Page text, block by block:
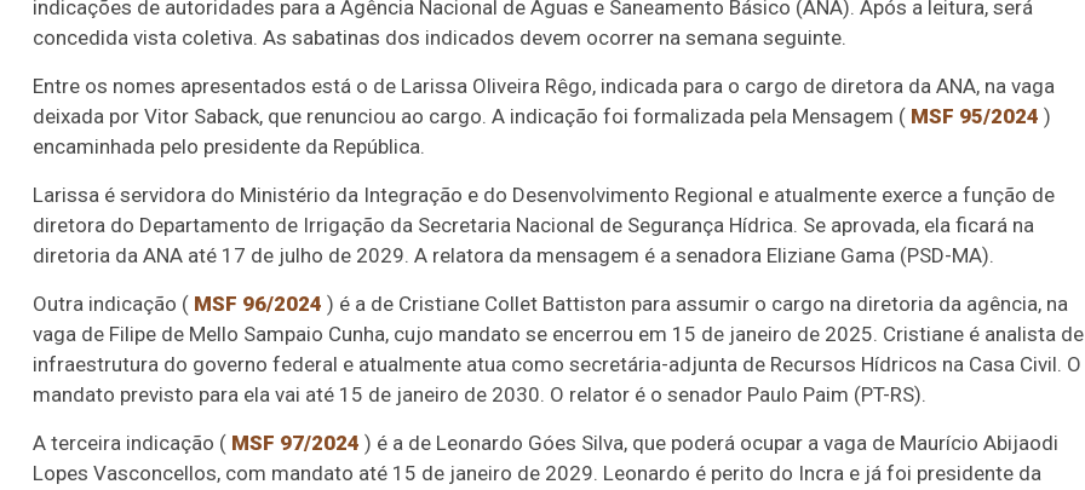
indicações de autoridades para a Agência Nacional de Águas e Saneamento Básico (ANA). Após a leitura, será
concedida vista coletiva. As sabatinas dos indicados devem ocorrer na semana seguinte.
Entre os nomes apresentados está o de Larissa Oliveira Rêgo, indicada para o cargo de diretora da ANA, na vaga
deixada por Vitor Saback, que renunciou ao cargo. A indicação foi formalizada pela Mensagem ( MSF 95/2024 )
encaminhada pelo presidente da República.
Larissa é servidora do Ministério da Integração e do Desenvolvimento Regional e atualmente exerce a função de
diretora do Departamento de Irrigação da Secretaria Nacional de Segurança Hídrica. Se aprovada, ela ficará na
diretoria da ANA até 17 de julho de 2029. A relatora da mensagem é a senadora Eliziane Gama (PSD-MA).
Outra indicação ( MSF 96/2024 ) é a de Cristiane Collet Battiston para assumir o cargo na diretoria da agência, na
vaga de Filipe de Mello Sampaio Cunha, cujo mandato se encerrou em 15 de janeiro de 2025. Cristiane é analista de
infraestrutura do governo federal e atualmente atua como secretária-adjunta de Recursos Hídricos na Casa Civil. O
mandato previsto para ela vai até 15 de janeiro de 2030. O relator é o senador Paulo Paim (PT-RS).
A terceira indicação ( MSF 97/2024 ) é a de Leonardo Góes Silva, que poderá ocupar a vaga de Maurício Abijaodi
Lopes Vasconcellos, com mandato até 15 de janeiro de 2029. Leonardo é perito do Incra e já foi presidente da